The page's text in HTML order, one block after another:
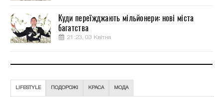
Куди переїжджають мільйонери: нові міста
багатства
21:23, 03 Квітня
LIFESTYLE ПОДОРОЖІ КРАСА МОДА